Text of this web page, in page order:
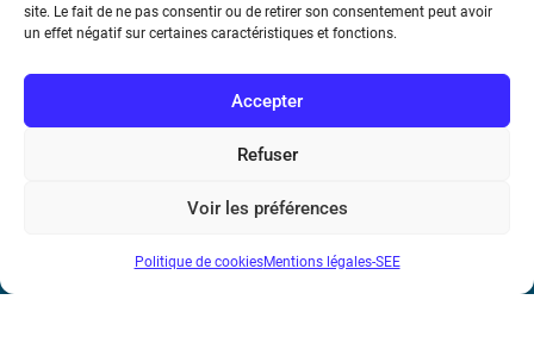
site. Le fait de ne pas consentir ou de retirer son consentement peut avoir
un effet négatif sur certaines caractéristiques et fonctions.
Accepter
Refuser
Voir les préférences
Politique de cookiesMentions légales-SEE
Société de l’Electricité, de l’Electronique et des Technologies
75116 Paris
Téléphone : (+33) 1 56 90 37 17
N° de SIREN : 785 393 232, Code APE : 9412Z TVA intra-